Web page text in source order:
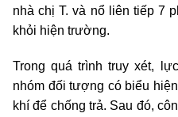
nhà chị T. và nổ liên tiếp 7
khỏi hiện trường.
Trong quá trình truy xét,
nhóm đối tượng có biểu
khí để chống trả. Sau đó,